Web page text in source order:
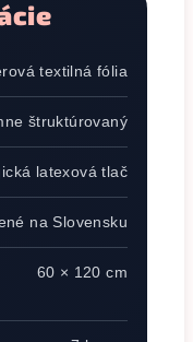
textilná fólia
štruktúrovaný
latexová tlač
na Slovensku
60 × 120 cm